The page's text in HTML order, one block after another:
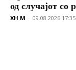
од случајот со
XH M - 09.08.2026 17:35